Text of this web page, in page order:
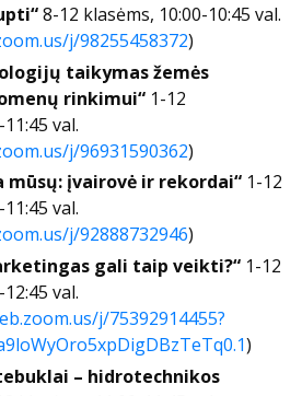
8-12 klasėms, 10:00-10:45 val.
j/98255458372)
taikymas žemės
rinkimui“ 1-12
val.
j/96931590362)
mūsų: įvairovė ir rekordai“ 1-12
val.
j/92888732946)
gali taip veikti?“ 1-12
val.
j/75392914455?
)
– hidrotechnikos